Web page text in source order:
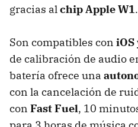
gracias alchip Apple W1.
Son compatibles con
de calibración de audio
batería ofrece una
con la cancelación de
con Fast Fuel, 10